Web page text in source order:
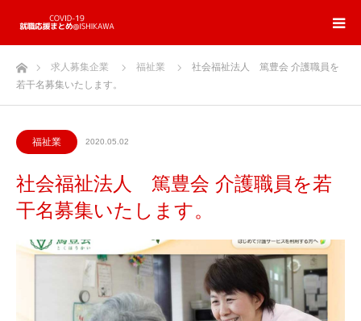
ホーム求人募集企業 福祉業
社会福祉法人 篤豊会 介護職員を
若干名募集いたします。
福祉業 2020.05.02
社会福祉法人 篤豊会 介護職員を若
干名募集いたします。